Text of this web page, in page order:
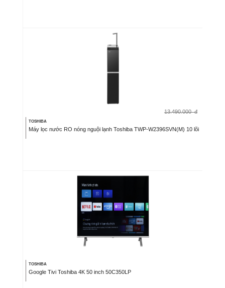
13.490.000 đ
TOSHIBA
Máy lọc nước RO nóng nguội lạnh Toshiba TWP-W2396SVN(M) 10 lõi
TOSHIBA
Google Tivi Toshiba 4K 50 inch 50C350LP